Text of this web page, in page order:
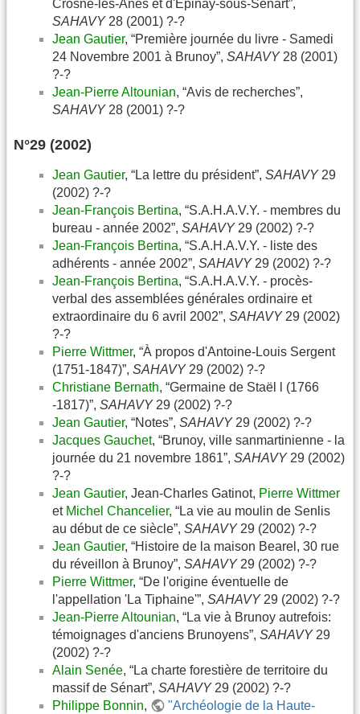
Crosne-les-Ânes et d'Épinay-sous-Sénart”,
SAHAVY28 (2001) ?-?
Jean Gautier, “Première journée du livre - Samedi
24 Novembre 2001 à Brunoy”, SAHAVY28 (2001)
?-?
Jean-Pierre Altounian, “Avis de recherches”,
SAHAVY28 (2001) ?-?
N°29 (2002)
Jean Gautier, “La lettre du président”, SAHAVY29
(2002) ?-?
Jean-François Bertina, “S.A.H.A.V.Y. - membres du
bureau - année 2002”, SAHAVY29 (2002) ?-?
Jean-François Bertina, “S.A.H.A.V.Y. - liste des
adhérents - année 2002”, SAHAVY29 (2002) ?-?
Jean-François Bertina, “S.A.H.A.V.Y. - procès-
verbal des assemblées générales ordinaire et
extraordinaire du 6 avril 2002”, SAHAVY29 (2002)
?-?
Pierre Wittmer, “À propos d'Antoine-Louis Sergent
(1751-1847)”, SAHAVY29 (2002) ?-?
Christiane Bernath, “Germaine de Staël l (1766
-1817)”, SAHAVY29 (2002) ?-?
Jean Gautier, “Notes”, SAHAVY29 (2002) ?-?
Jacques Gauchet, “Brunoy, ville sanmartinienne - la
journée du 21 novembre 1861”, SAHAVY29 (2002)
?-?
Jean Gautier, Jean-Charles Gatinot, Pierre Wittmer
et Michel Chancelier, “La vie au moulin de Senlis
au début de ce siècle”, SAHAVY29 (2002) ?-?
Jean Gautier, “Histoire de la maison Bearel, 30 rue
du réveillon à Brunoy”, SAHAVY29 (2002) ?-?
Pierre Wittmer, “De l'origine éventuelle de
l'appellation 'La Tiphaine'”, SAHAVY29 (2002) ?-?
Jean-Pierre Altounian, “La vie à Brunoy autrefois:
témoignages d'anciens Brunoyens”, SAHAVY29
(2002) ?-?
Alain Senée, “La charte forestière de territoire du
massif de Sénart”, SAHAVY29 (2002) ?-?
Philippe Bonnin,
"Archéologie de la Haute-